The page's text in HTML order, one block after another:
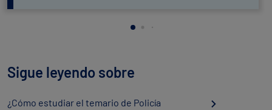
Sigue leyendo sobre
¿Cómo estudiar el temario de Policía